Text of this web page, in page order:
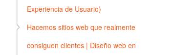
Experiencia de Usuario)
Hacemos sitios web que realmente
consiguen clientes | Diseño web en